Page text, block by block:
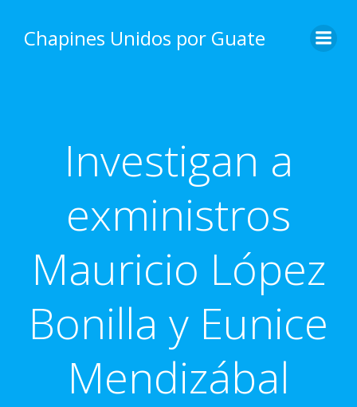
content
Chapines Unidos por Guate
Investigan a
exministros
Mauricio López
Bonilla y Eunice
Mendizábal